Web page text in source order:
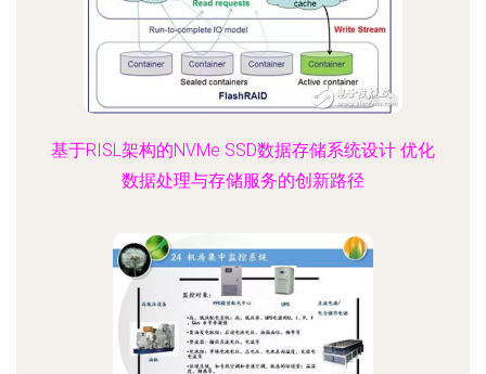
基于RISL架构的NVMe SSD数据存储系统设计 优化
数据处理与存储服务的创新路径